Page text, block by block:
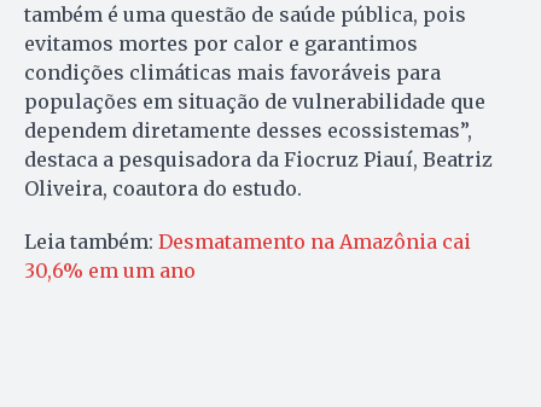
também é uma questão de saúde pública, pois
evitamos mortes por calor e garantimos
condições climáticas mais favoráveis para
populações em situação de vulnerabilidade que
dependem diretamente desses ecossistemas”,
destaca a pesquisadora da Fiocruz Piauí, Beatriz
Oliveira, coautora do estudo.
Leia também: Desmatamento na Amazônia cai
30,6% em um ano